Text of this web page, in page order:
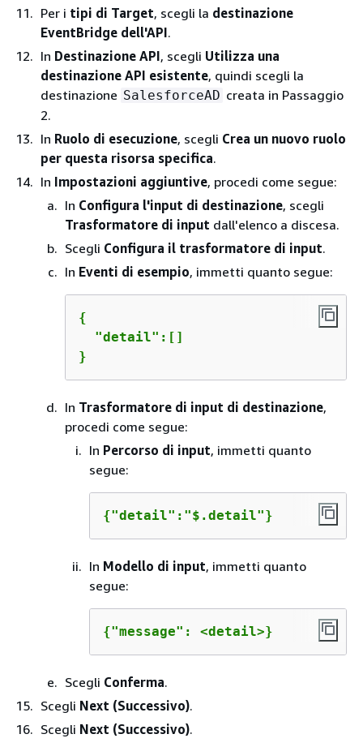
Per i tipi di Target, scegli la destinazione
EventBridge dell'API.
In Destinazione API, scegli Utilizza una
destinazione API esistente, quindi scegli la
destinazione SalesforceAD creata in Passaggio
2.
In Ruolo di esecuzione, scegli Crea un nuovo ruolo
per questa risorsa specifica.
In Impostazioni aggiuntive, procedi come segue:
In Configura l'input di destinazione, scegli
Trasformatore di input dall'elenco a discesa.
Scegli Configura il trasformatore di input.
In Eventi di esempio, immetti quanto segue:
{
  "detail":[]
}
In Trasformatore di input di destinazione,
procedi come segue:
In Percorso di input, immetti quanto
segue:
{"detail":"$.detail"}
In Modello di input, immetti quanto
segue:
{"message": <detail>}
Scegli Conferma.
Scegli Next (Successivo).
Scegli Next (Successivo).